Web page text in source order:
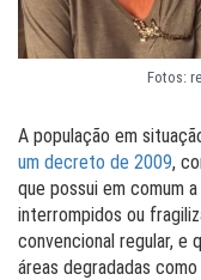
Fotos:
A população em
um decreto de 2009,
que possui em comum
interrompidos ou
convencional regular, e
áreas degradadas